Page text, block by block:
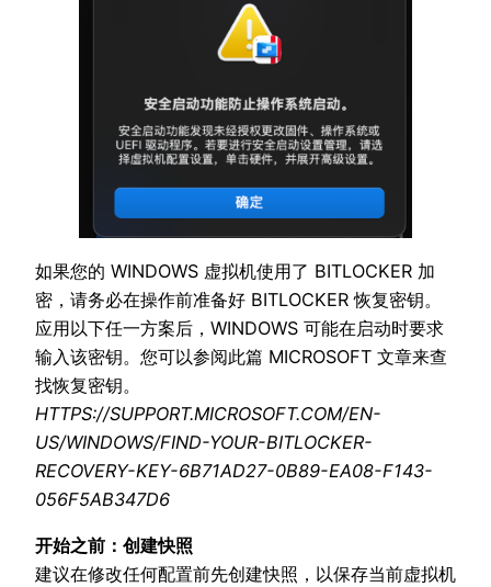
如果您的 WINDOWS 虚拟机使用了 BITLOCKER 加
密，请务必在操作前准备好 BITLOCKER 恢复密钥。
应用以下任一方案后，WINDOWS 可能在启动时要求
输入该密钥。您可以参阅此篇 MICROSOFT 文章来查
找恢复密钥。
HTTPS://SUPPORT.MICROSOFT.COM/EN-
US/WINDOWS/FIND-YOUR-BITLOCKER-
RECOVERY-KEY-6B71AD27-0B89-EA08-F143-
056F5AB347D6
开始之前：创建快照
建议在修改任何配置前先创建快照，以保存当前虚拟机